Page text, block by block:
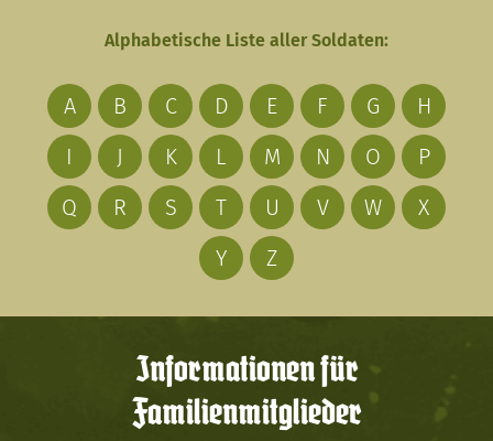
Alphabetische Liste aller Soldaten:
A B C D E F G
H
I
J K L M N O
P
Q
R S T U V W
X
Y
Z
Informationen für
Familienmitglieder